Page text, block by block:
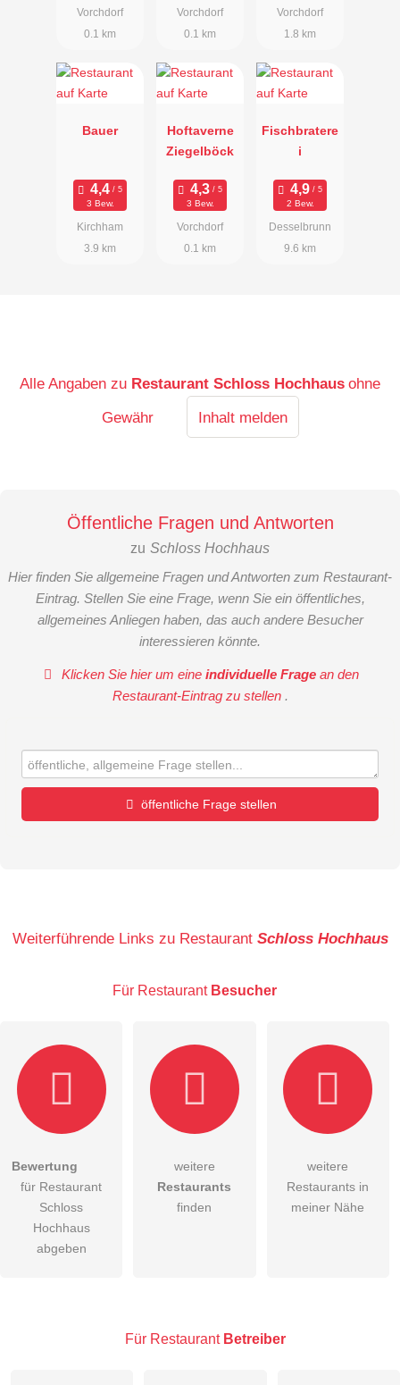
Vorchdorf
0.1 km
Vorchdorf
0.1 km
Vorchdorf
1.8 km
Bauer
3 Bew.
Kirchham
3.9 km
Hoftaverne
Ziegelböck
3 Bew.
Vorchdorf
0.1 km
Fischbratere
i
2 Bew.
Desselbrunn
9.6 km
Alle Angaben zu Restaurant Schloss Hochhaus ohne
Gewähr
Inhalt melden
Öffentliche Fragen und Antworten
zu Schloss Hochhaus
Hier finden Sie allgemeine Fragen und Antworten zum Restaurant-
Eintrag. Stellen Sie eine Frage, wenn Sie ein öffentliches,
allgemeines Anliegen haben, das auch andere Besucher
interessieren könnte.
Klicken Sie hier um eineindividuelle Frage an den
Restaurant-Eintrag zu stellen .
öffentliche Frage stellen
E-Mail-Adresse (wird nicht veröffentlicht)
Hiermit akzeptiere ich dieAGB
Datenschutzerklärung habe ich zur Kenntnis genommen.
öffentliche Frage stellen
Klicken Sie hier um eineindividuelle Frage
Weiterführende Links zu Restaurant Schloss Hochhaus
Für Restaurant Besucher
Bewertung
für Restaurant
Schloss
Hochhaus
abgeben
weitere
Restaurants
finden
weitere
Restaurants in
meiner Nähe
Für Restaurant Betreiber